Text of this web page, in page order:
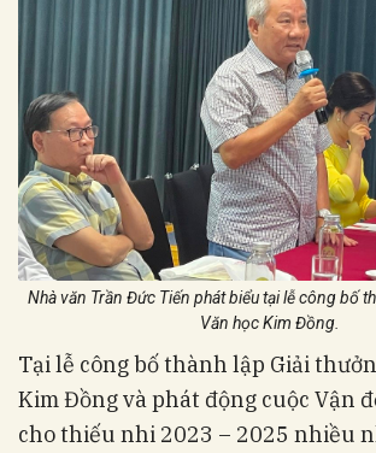
Nhà văn Trần Đức Tiến phát biểu tại lễ công bố
Văn học Kim Đồng.
Tại lễ công bố thành lập Giải
Kim Đồng và phát động cuộc Vận
cho thiếu nhi 2023 – 2025 nhiều